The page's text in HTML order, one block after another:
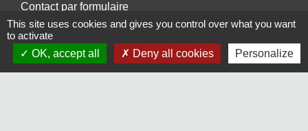
Contact par formulaire
This site uses cookies and gives you control over what you want
to activate
OK, accept all
Deny all cookies Personalize